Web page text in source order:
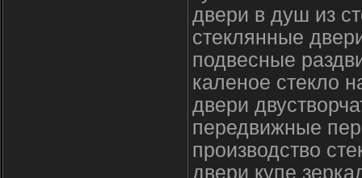
двери в душ из
стеклянные
подвесные
каленое стекло
двери
передвижные
производство
двери купе